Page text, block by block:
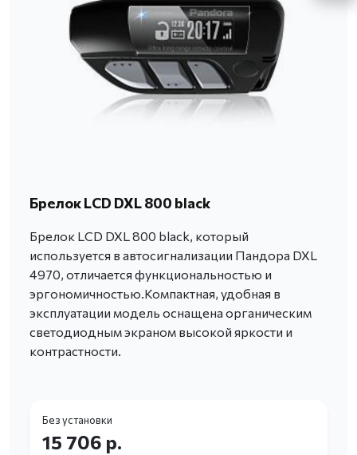
Брелок LCD DXL 800 black
Брелок LCD DXL 800 black, который
используется в автосигнализации Пандора DXL
4970, отличается функциональностью и
эргономичностью.Компактная, удобная в
эксплуатации модель оснащена органическим
светодиодным экраном высокой яркости и
контрастности.
Без установки
15 706 р.